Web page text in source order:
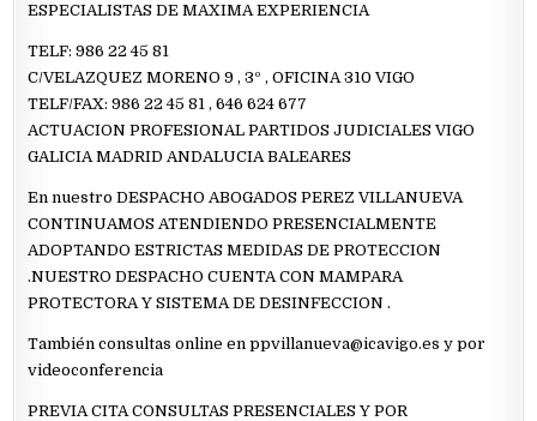
ESPECIALISTAS DE MAXIMA EXPERIENCIA
TELF: 986 22 45 81
C/VELAZQUEZ MORENO 9 , 3º , OFICINA 310 VIGO
TELF/FAX: 986 22 45 81 , 646 624 677
ACTUACION PROFESIONAL PARTIDOS JUDICIALES VIGO
GALICIA MADRID ANDALUCIA BALEARES
En nuestro DESPACHO ABOGADOS PEREZ VILLANUEVA
CONTINUAMOS ATENDIENDO PRESENCIALMENTE
ADOPTANDO ESTRICTAS MEDIDAS DE PROTECCION
.NUESTRO DESPACHO CUENTA CON MAMPARA
PROTECTORA Y SISTEMA DE DESINFECCION .
También consultas online en ppvillanueva@icavigo.es y por
videoconferencia
PREVIA CITA CONSULTAS PRESENCIALES Y POR